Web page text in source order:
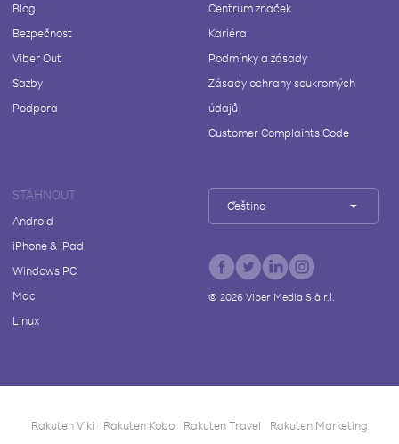
Blog
Bezpečnost
Viber Out
Sazby
Podpora
Centrum značek
Kariéra
Podmínky a zásady
Zásady ochrany soukromých
údajů
Customer Complaints Code
STÁHNOUT
Android
iPhone & iPad
Windows PC
Mac
Linux
Čeština
© 2026Viber Media S.à r.l.
Rakuten Viki Rakuten Kobo Rakuten Travel Rakuten Marketing